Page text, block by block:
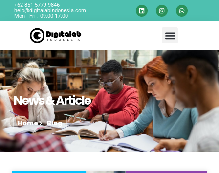
+62 851 5779 9846
helo@digitalabindonesia.com
Mon - Fri : 09.00-17.00
News & Article
Home Blog